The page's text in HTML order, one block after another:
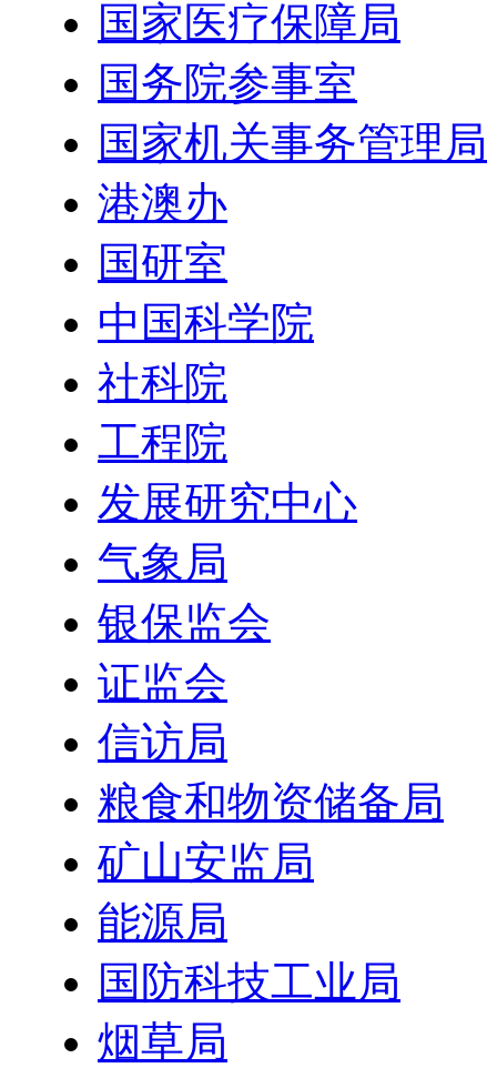
国家医疗保障局
国务院参事室
国家机关事务管理局
港澳办
国研室
中国科学院
社科院
工程院
发展研究中心
气象局
银保监会
证监会
信访局
粮食和物资储备局
矿山安监局
能源局
国防科技工业局
烟草局